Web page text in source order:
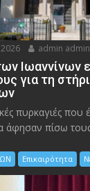
admin admin
Ιωαννίνων
για τη
πυρκαγιές που
άφησαν πίσω
Επικαιρότητα